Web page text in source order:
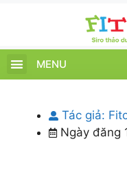
MENU
Tác giả:
Ngày đăng